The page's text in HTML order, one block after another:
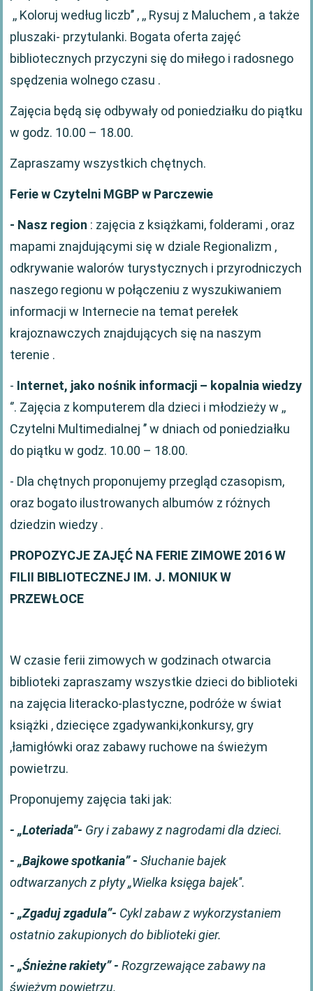
,, Koloruj według liczb’’ , ,, Rysuj z Maluchem , a także
pluszaki- przytulanki. Bogata oferta zajęć
bibliotecznych przyczyni się do miłego i radosnego
spędzenia wolnego czasu .
Zajęcia będą się odbywały od poniedziałku do piątku
w godz. 10.00 – 18.00.
Zapraszamy wszystkich chętnych.
Ferie w Czytelni MGBP w Parczewie
- Nasz region : zajęcia z książkami, folderami , oraz
mapami znajdującymi się w dziale Regionalizm ,
odkrywanie walorów turystycznych i przyrodniczych
naszego regionu w połączeniu z wyszukiwaniem
informacji w Internecie na temat perełek
krajoznawczych znajdujących się na naszym
terenie .
- Internet, jako nośnik informacji – kopalnia wiedzy
‘’. Zajęcia z komputerem dla dzieci i młodzieży w ,,
Czytelni Multimedialnej ’’ w dniach od poniedziałku
do piątku w godz. 10.00 – 18.00.
- Dla chętnych proponujemy przegląd czasopism,
oraz bogato ilustrowanych albumów z różnych
dziedzin wiedzy .
PROPOZYCJE ZAJĘĆ NA FERIE ZIMOWE 2016 W
FILII BIBLIOTECZNEJ IM. J. MONIUK W
PRZEWŁOCE
W czasie ferii zimowych w godzinach otwarcia
biblioteki zapraszamy wszystkie dzieci do biblioteki
na zajęcia literacko-plastyczne, podróże w świat
książki , dziecięce zgadywanki,konkursy, gry
,łamigłówki oraz zabawy ruchowe na świeżym
powietrzu.
Proponujemy zajęcia taki jak:
- „Loteriada''- Gry i zabawy z nagrodami dla dzieci.
- „Bajkowe spotkania” -Słuchanie bajek
odtwarzanych z płyty „Wielka księga bajek''.
- „Zgaduj zgadula”- Cykl zabaw z wykorzystaniem
ostatnio zakupionych do biblioteki gier.
- „Śnieżne rakiety” -Rozgrzewające zabawy na
świeżym powietrzu.